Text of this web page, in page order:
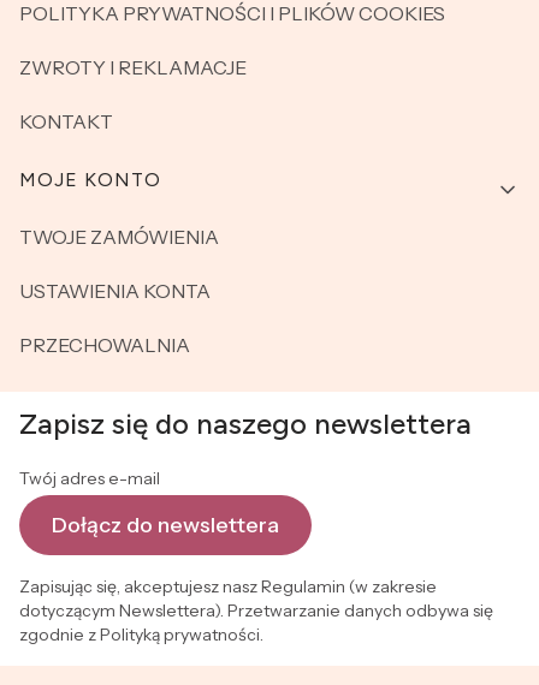
POLITYKA PRYWATNOŚCI I PLIKÓW COOKIES
ZWROTY I REKLAMACJE
KONTAKT
MOJE KONTO
TWOJE ZAMÓWIENIA
USTAWIENIA KONTA
PRZECHOWALNIA
Zapisz się do naszego newslettera
Twój adres e-mail
Dołącz do newslettera
Zapisując się, akceptujesz nasz Regulamin (w zakresie
dotyczącym Newslettera). Przetwarzanie danych odbywa się
zgodnie z Polityką prywatności.